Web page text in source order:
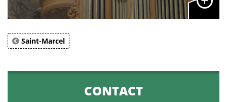
Saint-Marcel
CONTACT